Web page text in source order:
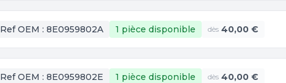
Ref OEM : 8E0959802A 1 pièce disponible dès 40,00 €
Ref OEM : 8E0959802E 1 pièce disponible dès 40,00 €